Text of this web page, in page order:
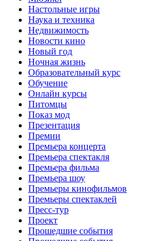
Настольные игры
Наука и техника
Недвижимость
Новости кино
Новый год
Ночная жизнь
Образовательный курс
Обучение
Онлайн курсы
Питомцы
Показ мод
Презентация
Премии
Премьера концерта
Премьера спектакля
Премьера фильма
Премьера шоу
Премьеры кинофильмов
Премьеры спектаклей
Пресс-тур
Проект
Прошедшие события